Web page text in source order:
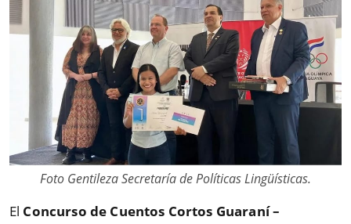
Foto Gentileza Secretaría de Políticas Lingüísticas.
El Concurso de Cuentos Cortos Guaraní –